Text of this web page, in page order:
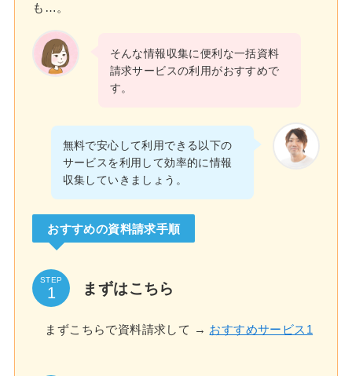
も…。
そんな情報収集に便利な一括資料
請求サービスの利用がおすすめで
す。
無料で安心して利用できる以下の
サービスを利用して効率的に情報
収集していきましょう。
おすすめの資料請求手順
STEP
まずはこちら
まずこちらで資料請求して → おすすめサービス1